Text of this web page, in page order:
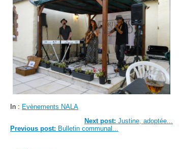
In : Evènements NALA
Next post: Justine, adoptée...
Previous post: Bulletin communal...